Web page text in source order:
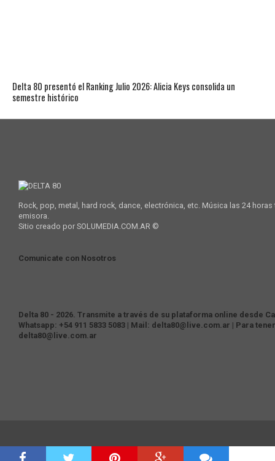
Delta 80 presentó el Ranking Julio 2026: Alicia Keys consolida un
semestre histórico
Rock, pop, metal, hard rock, dance, electrónica, etc. Música las 24
emisora.
Sitio creado por SOLUMEDIA.COM.AR ©
Comunicate con Nosotros
Delta 80 - 2026. Transmite a través de su plataforma online desde
Whatsapp: +54 911 5833 5083 | Mail: delta80@live.com.ar | Para
delta80@live.com.ar